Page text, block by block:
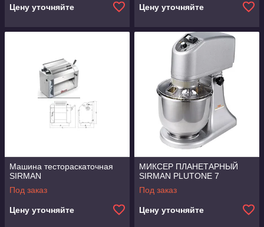
Цену уточняйте Цену уточняйте
Машина тестораскаточная
SIRMAN
Под заказ
Цену уточняйте
МИКСЕР ПЛАНЕТАРНЫЙ
SIRMAN PLUTONE 7
Под заказ
Цену уточняйте